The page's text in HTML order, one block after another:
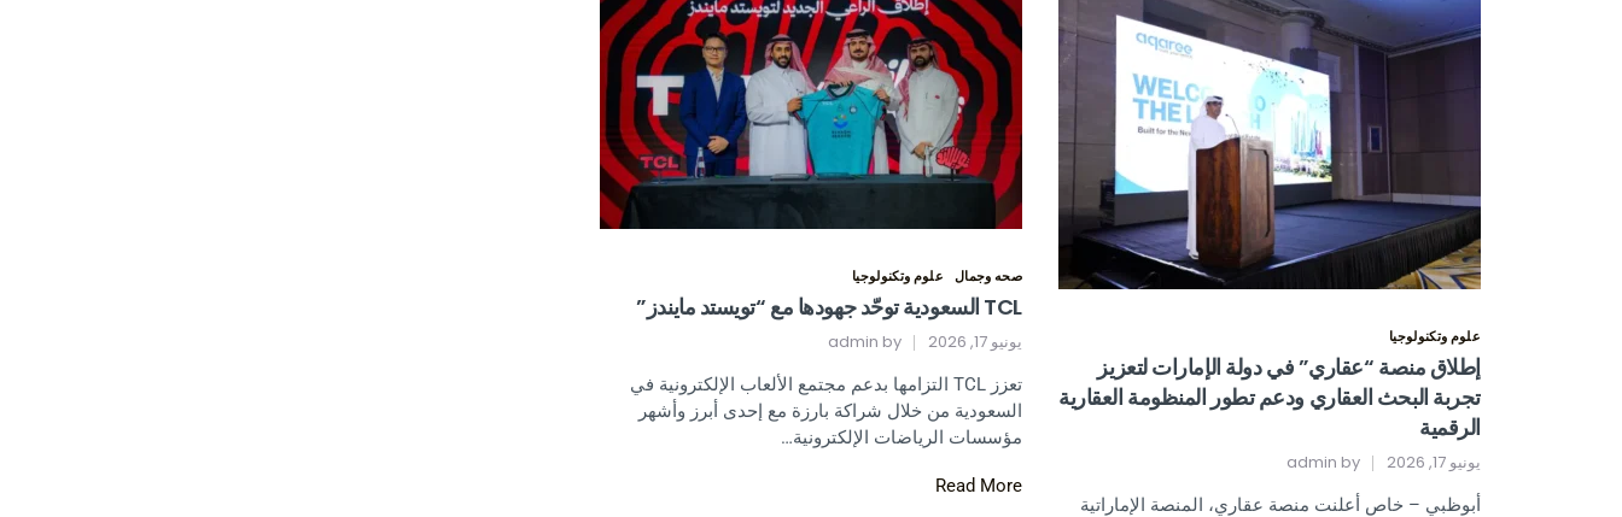
صحه وجمال علوم وتكنولوجيا
TCL السعودية توحّد جهودها مع “تويستد مايندز”
يونيو 17, 2026 admin
تعزز TCL التزامها بدعم مجتمع الألعاب الإلكترونية في
السعودية من خلال شراكة بارزة مع إحدى أبرز وأشهر
مؤسسات الرياضات الإلكترونية…
Read More
علوم وتكنولوجيا
إطلاق منصة “عقاري” في دولة الإمارات لتعزيز
تجربة البحث العقاري ودعم تطور المنظومة العقارية
الرقمية
يونيو 17, 2026 admin
أبوظبي – خاص أعلنت منصة عقاري، المنصة الإماراتية